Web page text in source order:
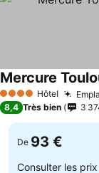
4 Étoiles Hôtel
8,4 Très bien 3
De 93 €
Consulter les